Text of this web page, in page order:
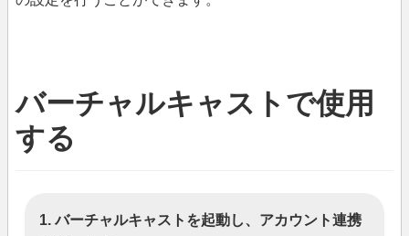
バーチャルキャストで使用
する
1. バーチャルキャストを起動し、アカウント連携